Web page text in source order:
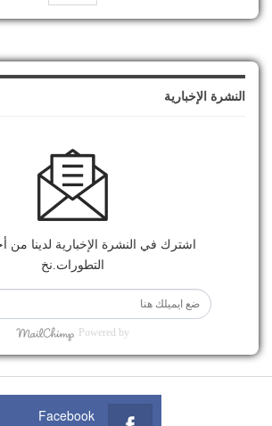
النشرة الإخبارية
اشترك في النشرة الإخبارية لدينا من
التطورات.نخ
Powered by
Facebook